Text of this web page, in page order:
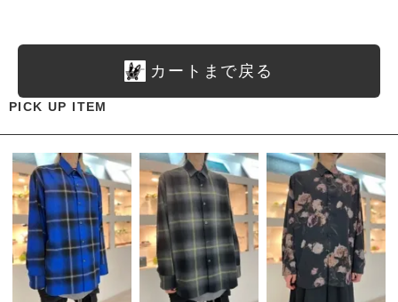
カートまで戻る
PICK UP ITEM